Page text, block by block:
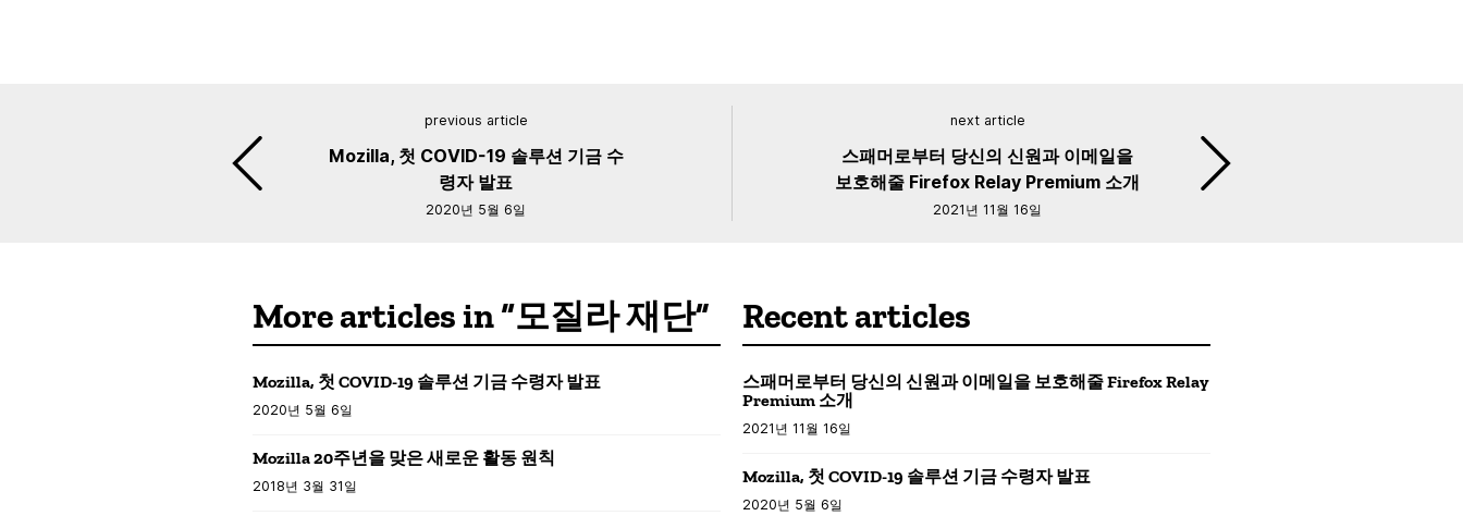
previous article
Mozilla, 첫 COVID-19 솔루션 기금 수
령자 발표
2020년 5월 6일
next article
스패머로부터 당신의 신원과 이메일을
보호해줄 Firefox Relay Premium 소개
2021년 11월 16일
More articles in “모질라 재단”
Mozilla, 첫 COVID-19 솔루션 기금 수령자 발표
2020년 5월 6일
Mozilla 20주년을 맞은 새로운 활동 원칙
2018년 3월 31일
Recent articles
스패머로부터 당신의 신원과 이메일을 보호해줄 Firefox Relay
Premium 소개
2021년 11월 16일
Mozilla, 첫 COVID-19 솔루션 기금 수령자 발표
2020년 5월 6일